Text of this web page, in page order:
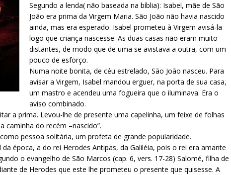
Segundo a lenda( não baseada na bíblia): Isabel, mãe de São
João era prima da Virgem Maria. São João não havia nascido
ainda, mas era esperado. Isabel prometeu à Virgem avisá-la
logo que criança nascesse. As duas casas não eram muito
distantes, de modo que de uma se avistava a outra, com um
pouco de esforço.
Numa noite bonita, de céu estrelado, São João nasceu. Para
avisar a Virgem, Isabel mandou erguer, na porta de sua casa,
um mastro e acendeu uma fogueira que o iluminava. Era o
aviso combinado.
a prima. Levou-lhe de presente uma capelinha, um feixe de folhas
caminha do recém –nascido”.
pessoa solitária, um profeta de grande popularidade.
época, a do rei Herodes Antipas, da Galiléia, pois o rei era amante
o evangelho de São Marcos (cap. 6, vers. 17-28) Salomé, filha de
de Herodes que este lhe prometeu o presente que quisesse. A